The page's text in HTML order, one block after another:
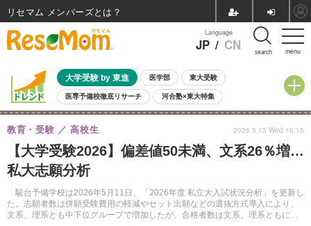
menu
Language
JP / CN search
大学受験 by 東進 医学部 東大受験
医専予備校徹底リサーチ 河合塾×東大特集
親子で考える大学選び 高校受験 中学受験 小学校受験
共通テスト 夏休み
8月開催イベント・WS 全国公立高校 過去問 人気記事
自由研究教材（小学生向け）
【大学受験2026】偏差値50未満、文系26％増…
私大志願分析
駿台予備学校は2026年5月11日、「2026年度 私立大入試状況分析」を更新し
た。志願者数は併願受験費用の軽減やセット出願などの選抜方式導入により、
文系、理系とも中下位グループで増加したが、合格者数は文系、理系ともに前
教育・受験 高校生 2026.5.13 Wed 16:15
リセマム メンバーズ